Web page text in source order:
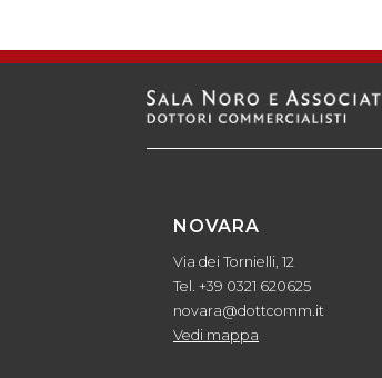
NOVARA
Via dei Tornielli, 12
Tel. +39 0321 620625
novara@dottcomm.it
Vedi mappa